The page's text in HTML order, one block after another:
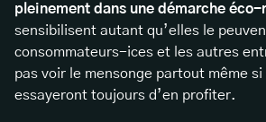
pleinement dans une démarche éco-
sensibilisent autant qu’elles le
consommateurs-ices et les autres
pas voir le mensonge partout même
essayeront toujours d’en profiter.